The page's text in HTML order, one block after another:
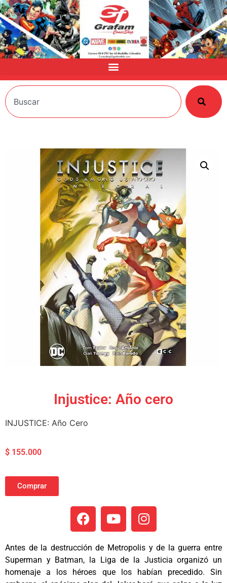
Injustice: Año cero
INJUSTICE: Año Cero
$ 155.000
Comprar
Antes de la destrucción de Metropolis y de la guerra entre
Superman y Batman, la Liga de la Justicia organizó un
homenaje a los héroes que los habían precedido. Sin